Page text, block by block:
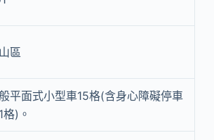
區
平面式小型車15格(含身心障礙停車
格)。